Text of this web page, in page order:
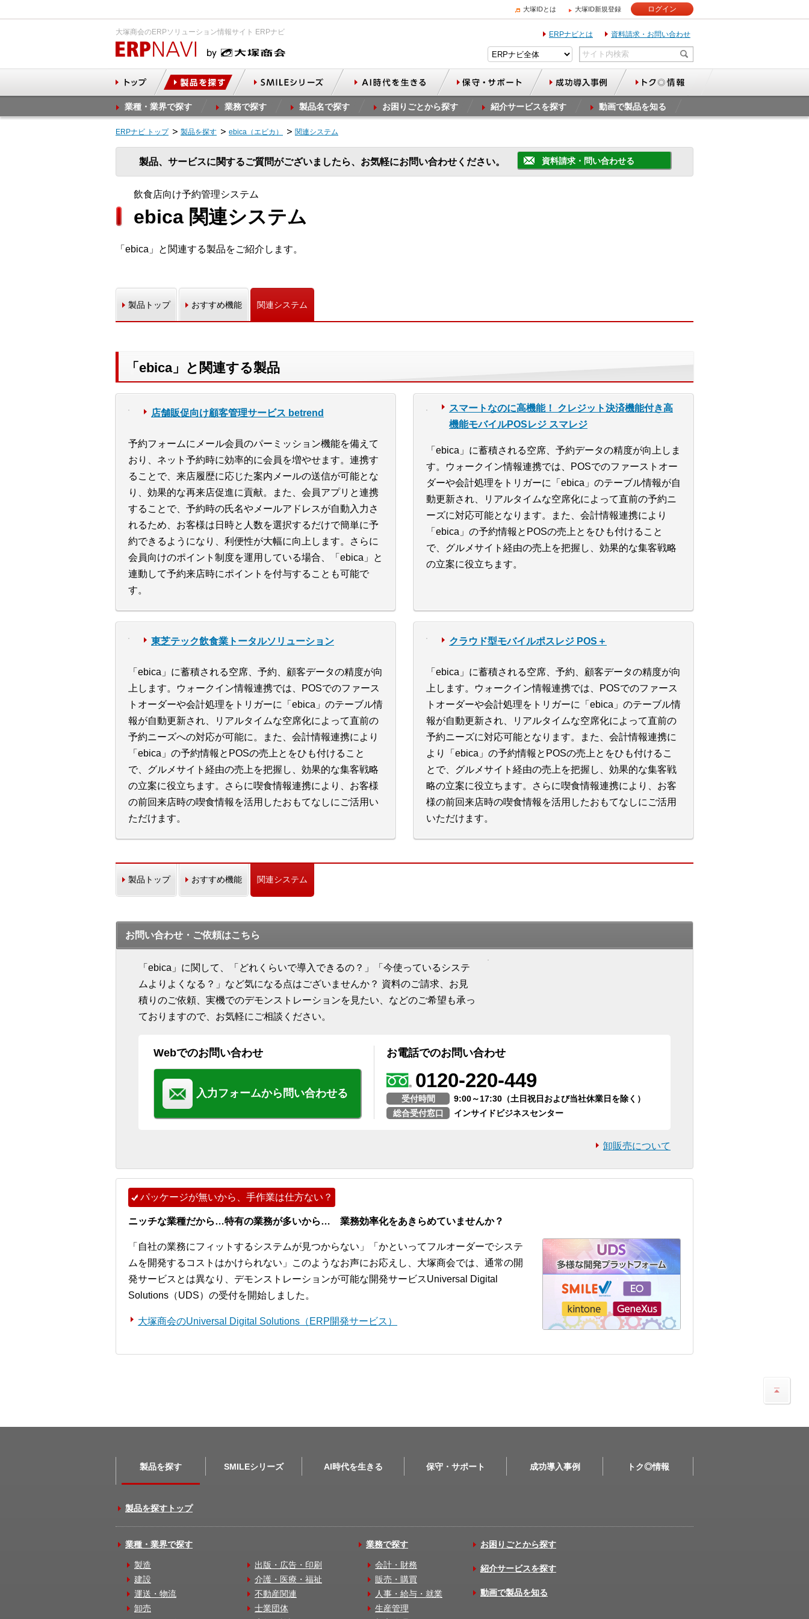
大塚IDとは 大塚ID新規登録 ログイン
大塚商会のERPソリューション情報サイト ERPナビ ERPナビとは 資料請求・お問い合わせ
業種・業界で探す 業務で探す 製品名で探す お困りごとから探す 紹介サービスを探す 動画で製品を知る
ERPナビ トップ 製品を探す ebica（エビカ） 関連システム
製品、サービスに関するご質問がございましたら、お気軽にお問い合わせください。 資料請求・問い合わせる
飲食店向け予約管理システム
ebica 関連システム
「ebica」と関連する製品をご紹介します。
製品トップ おすすめ機能 関連システム
「ebica」と関連する製品
店舗販促向け顧客管理サービス betrend
予約フォームにメール会員のパーミッション機能を備えて
おり、ネット予約時に効率的に会員を増やせます。連携す
ることで、来店履歴に応じた案内メールの送信が可能とな
り、効果的な再来店促進に貢献。また、会員アプリと連携
することで、予約時の氏名やメールアドレスが自動入力さ
れるため、お客様は日時と人数を選択するだけで簡単に予
約できるようになり、利便性が大幅に向上します。さらに
会員向けのポイント制度を運用している場合、「ebica」と
連動して予約来店時にポイントを付与することも可能で
す。
スマートなのに高機能！ クレジット決済機能付き高
機能モバイルPOSレジ スマレジ
「ebica」に蓄積される空席、予約データの精度が向上しま
す。ウォークイン情報連携では、POSでのファーストオー
ダーや会計処理をトリガーに「ebica」のテーブル情報が自
動更新され、リアルタイムな空席化によって直前の予約ニ
ーズに対応可能となります。また、会計情報連携により
「ebica」の予約情報とPOSの売上とをひも付けること
で、グルメサイト経由の売上を把握し、効果的な集客戦略
の立案に役立ちます。
東芝テック飲食業トータルソリューション
「ebica」に蓄積される空席、予約、顧客データの精度が向
上します。ウォークイン情報連携では、POSでのファース
トオーダーや会計処理をトリガーに「ebica」のテーブル情
報が自動更新され、リアルタイムな空席化によって直前の
予約ニーズへの対応が可能に。また、会計情報連携により
「ebica」の予約情報とPOSの売上とをひも付けること
で、グルメサイト経由の売上を把握し、効果的な集客戦略
の立案に役立ちます。さらに喫食情報連携により、お客様
の前回来店時の喫食情報を活用したおもてなしにご活用い
ただけます。
クラウド型モバイルポスレジ POS＋
「ebica」に蓄積される空席、予約、顧客データの精度が向
上します。ウォークイン情報連携では、POSでのファース
トオーダーや会計処理をトリガーに「ebica」のテーブル情
報が自動更新され、リアルタイムな空席化によって直前の
予約ニーズに対応可能となります。また、会計情報連携に
より「ebica」の予約情報とPOSの売上とをひも付けるこ
とで、グルメサイト経由の売上を把握し、効果的な集客戦
略の立案に役立ちます。さらに喫食情報連携により、お客
様の前回来店時の喫食情報を活用したおもてなしにご活用
いただけます。
製品トップ おすすめ機能 関連システム
お問い合わせ・ご依頼はこちら
「ebica」に関して、「どれくらいで導入できるの？」「今使っているシステ
ムよりよくなる？」など気になる点はございませんか？ 資料のご請求、お見
積りのご依頼、実機でのデモンストレーションを見たい、などのご希望も承っ
ておりますので、お気軽にご相談ください。
Webでのお問い合わせ
入力フォームから問い合わせる
お電話でのお問い合わせ
0120-220-449
受付時間
9:00～17:30（土日祝日および当社休業日を除く）
総合受付窓口
インサイドビジネスセンター
卸販売について
パッケージが無いから、手作業は仕方ない？
ニッチな業種だから…特有の業務が多いから… 業務効率化をあきらめていませんか？
「自社の業務にフィットするシステムが見つからない」「かといってフルオーダーでシステ
ムを開発するコストはかけられない」このようなお声にお応えし、大塚商会では、通常の開
発サービスとは異なり、デモンストレーションが可能な開発サービスUniversal Digital
Solutions（UDS）の受付を開始しました。
大塚商会のUniversal Digital Solutions（ERP開発サービス）
製品を探す SMILEシリーズ AI時代を生きる 保守・サポート 成功導入事例 トク◎情報
製品を探すトップ
業種・業界で探す
製造
建設
運送・物流
卸売
出版・広告・印刷
介護・医療・福祉
不動産関連
士業団体
業務で探す
会計・財務
販売・購買
人事・給与・就業
生産管理
お困りごとから探す
紹介サービスを探す
動画で製品を知る